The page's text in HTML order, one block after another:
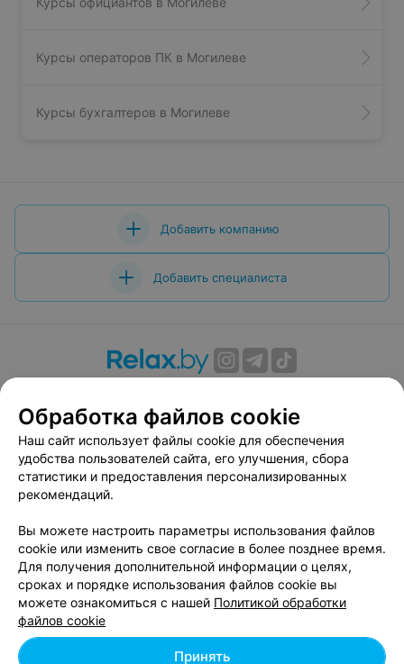
Курсы операторов ПК в Могилеве
Курсы бухгалтеров в Могилеве
Добавить компанию
Добавить специалиста
Вакансии
Публичный договор
Способы оплаты
Публичный договор по использованию сервиса
«Афиша»
Пользовательское соглашение
Связаться по вопросам сотрудничества
Написать руководителю relax.by
Персональные настройки cookie
Обработка персональных данных
Обработка файлов cookie
Наш сайт использует файлы cookie для обеспечения
удобства пользователей сайта, его улучшения, сбора
статистики и предоставления персонализированных
рекомендаций.
Вы можете настроить параметры использования файлов
cookie или изменить свое согласие в более позднее время.
Для получения дополнительной информации о целях,
сроках и порядке использования файлов cookie вы
можете ознакомиться с нашей Политикой обработки
файлов cookie
Принять